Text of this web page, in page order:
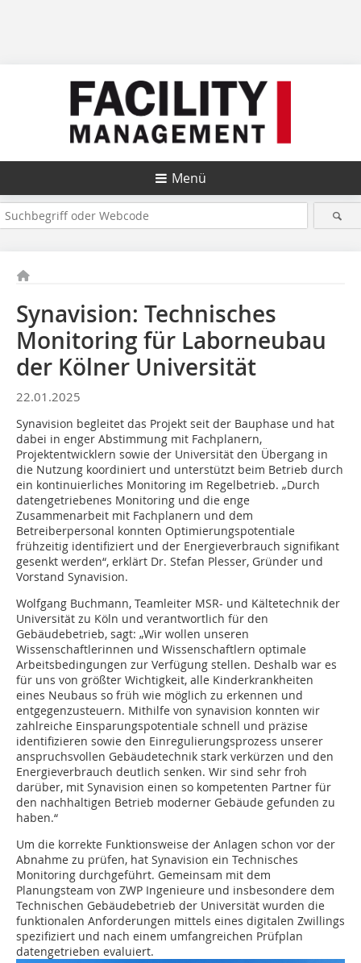
Menü
Synavision: Technisches
Monitoring für Laborneubau
der Kölner Universität
22.01.2025
Synavision begleitet das Projekt seit der Bauphase und hat
dabei in enger Abstimmung mit Fachplanern,
Projektentwicklern sowie der Universität den Übergang in
die Nutzung koordiniert und unterstützt beim Betrieb durch
ein kontinuierliches Monitoring im Regelbetrieb. „Durch
datengetriebenes Monitoring und die enge
Zusammenarbeit mit Fachplanern und dem
Betreiberpersonal konnten Optimierungspotentiale
frühzeitig identifiziert und der Energieverbrauch signifikant
gesenkt werden“, erklärt Dr. Stefan Plesser, Gründer und
Vorstand Synavision.
Wolfgang Buchmann, Teamleiter MSR- und Kältetechnik der
Universität zu Köln und verantwortlich für den
Gebäudebetrieb, sagt: „Wir wollen unseren
Wissenschaftlerinnen und Wissenschaftlern optimale
Arbeitsbedingungen zur Verfügung stellen. Deshalb war es
für uns von größter Wichtigkeit, alle Kinderkrankheiten
eines Neubaus so früh wie möglich zu erkennen und
entgegenzusteuern. Mithilfe von synavision konnten wir
zahlreiche Einsparungspotentiale schnell und präzise
identifizieren sowie den Einregulierungsprozess unserer
anspruchsvollen Gebäudetechnik stark verkürzen und den
Energieverbrauch deutlich senken. Wir sind sehr froh
darüber, mit Synavision einen so kompetenten Partner für
den nachhaltigen Betrieb moderner Gebäude gefunden zu
haben.“
Um die korrekte Funktionsweise der Anlagen schon vor der
Abnahme zu prüfen, hat Synavision ein Technisches
Monitoring durchgeführt. Gemeinsam mit dem
Planungsteam von ZWP Ingenieure und insbesondere dem
Technischen Gebäudebetrieb der Universität wurden die
funktionalen Anforderungen mittels eines digitalen Zwillings
spezifiziert und nach einem umfangreichen Prüfplan
datengetrieben evaluiert.